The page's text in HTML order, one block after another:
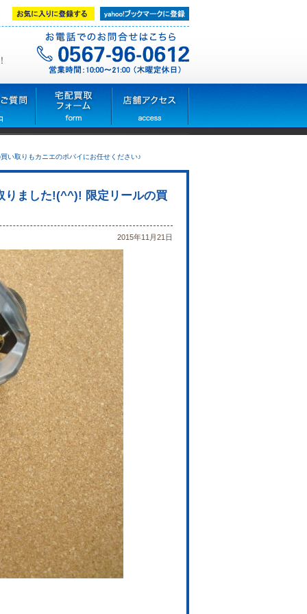
取りもカニエのポパイにお任せください♪
ました!(^^)! 限定リールの買
2015年11月21日